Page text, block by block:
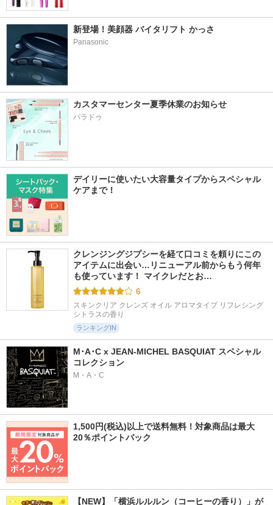
新登場！美顔器 バイタリフト かっさ
Panasonic
カスタマーセンター夏季休業のお知らせ
パラドゥ
デイリーに使いたい大容量タイプからスペシャル
ケアまで！
クレンジングジプシーを経て口コミを頼りにこの
アイテムに出会い…リニューアル前からもう何年
も使っています！ マイクレだとお…
6
スキンクリア クレンズ オイル アロマタイプ リフレシング
シトラスの香り
ランキングIN
M･A･C x JEAN-MICHEL BASQUIAT スペシャル
コレクション
M・A・C
1,500円(税込)以上で送料無料！対象商品は最大
20％ポイントバック
【NEW】「横浜ルルルン（コーヒーの香り）」が